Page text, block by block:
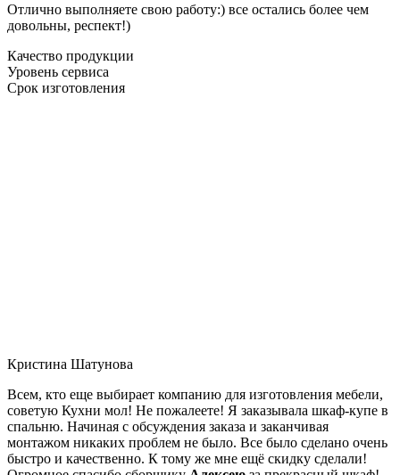
Отлично выполняете свою работу:) все остались более чем
довольны, респект!)
Качество продукции
Уровень сервиса
Срок изготовления
Кристина Шатунова
Всем, кто еще выбирает компанию для изготовления мебели,
советую Кухни мол! Не пожалеете! Я заказывала шкаф-купе в
спальню. Начиная с обсуждения заказа и заканчивая
монтажом никаких проблем не было. Все было сделано очень
быстро и качественно. К тому же мне ещё скидку сделали!